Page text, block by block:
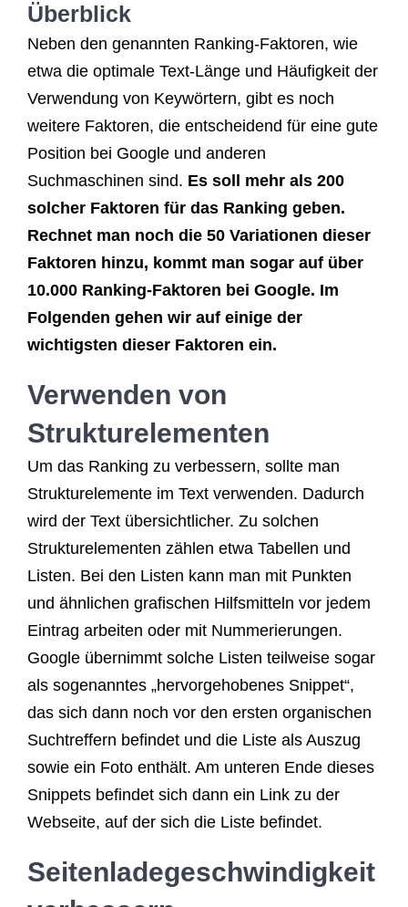
Überblick
Neben den genannten Ranking-Faktoren, wie
etwa die optimale Text-Länge und Häufigkeit der
Verwendung von Keywörtern, gibt es noch
weitere Faktoren, die entscheidend für eine gute
Position bei Google und anderen
Suchmaschinen sind. Es soll mehr als 200
solcher Faktoren für das Ranking geben.
Rechnet man noch die 50 Variationen dieser
Faktoren hinzu, kommt man sogar auf über
10.000 Ranking-Faktoren bei Google. Im
Folgenden gehen wir auf einige der
wichtigsten dieser Faktoren ein.
Verwenden von
Strukturelementen
Um das Ranking zu verbessern, sollte man
Strukturelemente im Text verwenden. Dadurch
wird der Text übersichtlicher. Zu solchen
Strukturelementen zählen etwa Tabellen und
Listen. Bei den Listen kann man mit Punkten
und ähnlichen grafischen Hilfsmitteln vor jedem
Eintrag arbeiten oder mit Nummerierungen.
Google übernimmt solche Listen teilweise sogar
als sogenanntes „hervorgehobenes Snippet“,
das sich dann noch vor den ersten organischen
Suchtreffern befindet und die Liste als Auszug
sowie ein Foto enthält. Am unteren Ende dieses
Snippets befindet sich dann ein Link zu der
Webseite, auf der sich die Liste befindet.
Seitenladegeschwindigkeit